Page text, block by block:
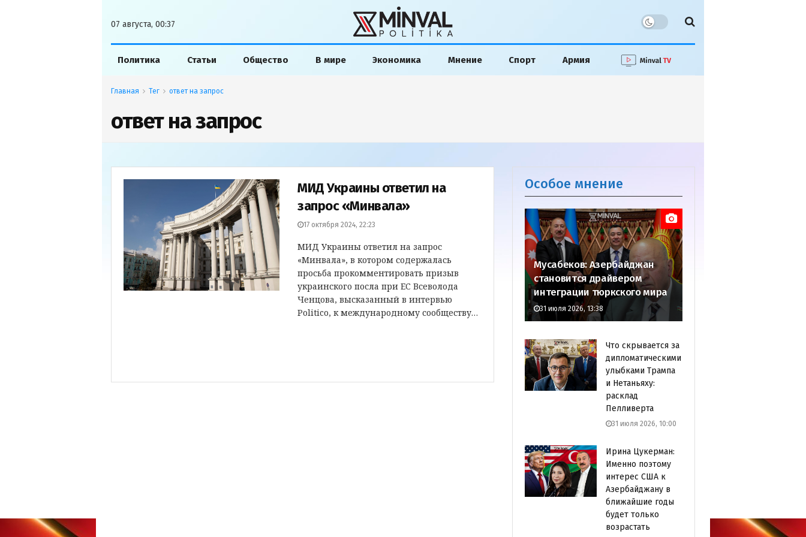
07 августа, 00:37
Политика Статьи Общество В мире Экономика Мнение Спорт Армия
Главная Тег ответ на запрос
ответ на запрос
МИД Украины ответил на
запрос «Минвала»
17 октября 2024, 22:23
МИД Украины ответил на запрос
«Минвала», в котором содержалась
просьба прокомментировать призыв
украинского посла при ЕС Всеволода
Ченцова, высказанный в интервью
Politico, к международному сообществу…
Особое мнение
Мусабеков: Азербайджан
становится драйвером
интеграции тюркского мира
31 июля 2026, 13:38
Что скрывается за
дипломатическими
улыбками Трампа
и Нетаньяху:
расклад
Пелливерта
31 июля 2026, 10:00
Ирина Цукерман:
Именно поэтому
интерес США к
Азербайджану в
ближайшие годы
будет только
возрастать